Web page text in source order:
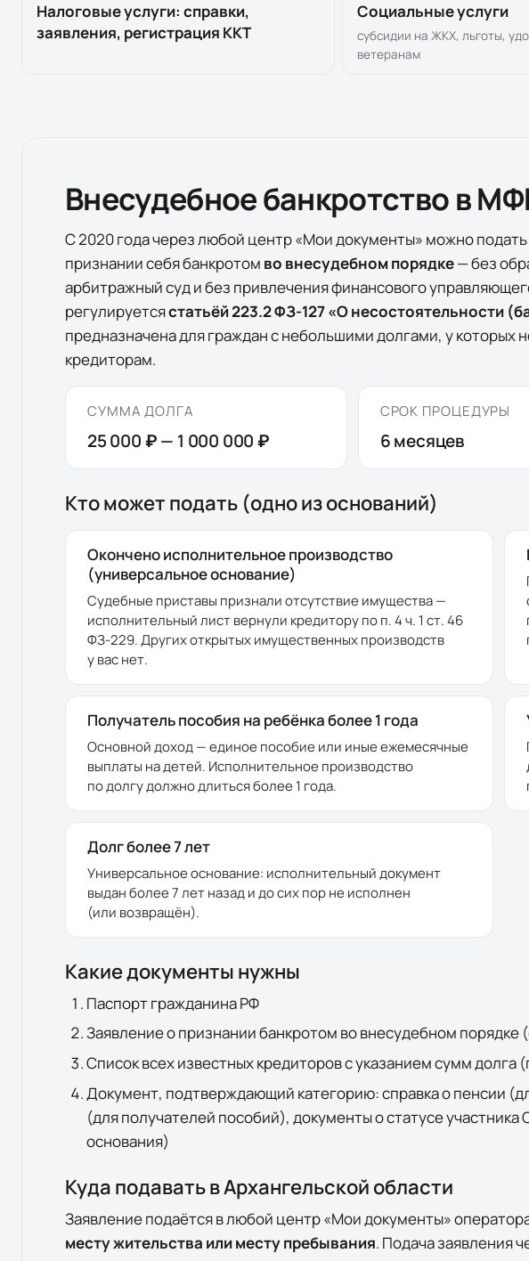
Налоговые услуги: справки,
заявления, регистрация ККТ
Социальные услуги
субсидии на ЖКХ, льготы,
ветеранам
Внесудебное банкротство в
С 2020 года через любой центр «Мои документы» можно
признании себя банкротом во внесудебном порядке— без
арбитражный суд и без привлечения финансового
регулируетсястатьёй 223.2 ФЗ-127 «О несостоятельности
предназначена для граждан с небольшими долгами, у которых
кредиторам.
СУММА ДОЛГА
25 000 ₽— 1 000 000 ₽
СРОК ПРОЦЕДУРЫ
6месяцев
Кто может подать (одно из оснований)
Окончено исполнительное производство
(универсальное основание)
Судебные приставы признали отсутствие имущества —
исполнительный лист вернули кредитору по п. 4 ч. 1 ст. 46
ФЗ-229. Других открытых имущественных производств
у вас нет.
Получатель пособия на ребёнка более 1 года
Основной доход — единое пособие или иные ежемесячные
выплаты на детей. Исполнительное производство
по долгу должно длиться более 1 года.
Долг более 7 лет
Универсальное основание: исполнительный документ
выдан более 7 лет назад и до сих пор не исполнен
(или возвращён).
Какие документы нужны
Паспорт гражданина РФ
Заявление о признании банкротом во внесудебном
Список всех известных кредиторов с указанием сумм
Документ, подтверждающий категорию: справка о пенсии
(для получателей пособий), документы о статусе
основания)
Куда подавать вАрхангельской области
Заявление подаётся в любой центр «Мои документы»
месту жительства или месту пребывания. Подача заявления